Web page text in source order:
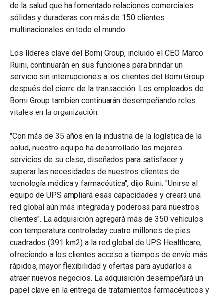
de la salud que ha fomentado relaciones comerciales
sólidas y duraderas con más de 150 clientes
multinacionales en todo el mundo.
Los líderes clave del Bomi Group, incluido el CEO Marco
Ruini, continuarán en sus funciones para brindar un
servicio sin interrupciones a los clientes del Bomi Group
después del cierre de la transacción. Los empleados de
Bomi Group también continuarán desempeñando roles
vitales en la organización.
"Con más de 35 años en la industria de la logística de la
salud, nuestro equipo ha desarrollado los mejores
servicios de su clase, diseñados para satisfacer y
superar las necesidades de nuestros clientes de
tecnología médica y farmacéutica", dijo Ruini. "Unirse al
equipo de UPS ampliará esas capacidades y creará una
red global aún más integrada y poderosa para nuestros
clientes". La adquisición agregará más de 350 vehículos
con temperatura controladay cuatro millones de pies
cuadrados (391 km2) a la red global de UPS Healthcare,
ofreciendo a los clientes acceso a tiempos de envío más
rápidos, mayor flexibilidad y ofertas para ayudarlos a
atraer nuevos negocios. La adquisición desempeñará un
papel clave en la entrega de tratamientos farmacéuticos y